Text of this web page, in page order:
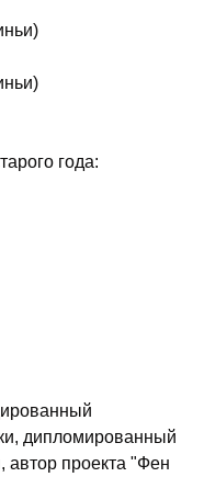
года:
дипломированный
автор проекта "Фен